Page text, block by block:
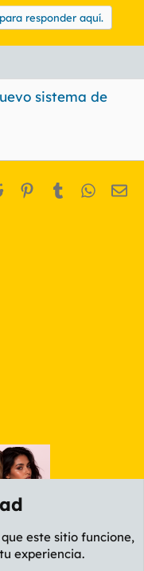
responder aquí.
sistema de
Reddit Pinterest
Tumblr
este sitio funcione,
experiencia.